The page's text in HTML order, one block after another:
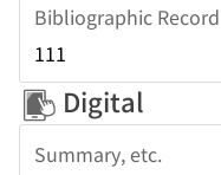
Bibliographic
111
Digital
Summary, etc.